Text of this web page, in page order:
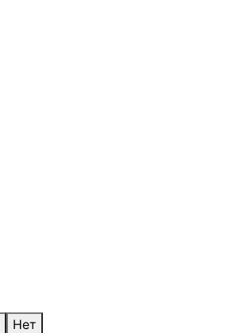
Нет